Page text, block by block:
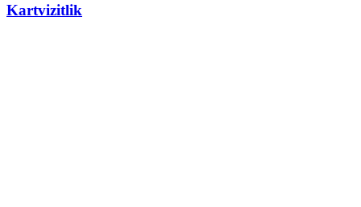
Kartvizitlik